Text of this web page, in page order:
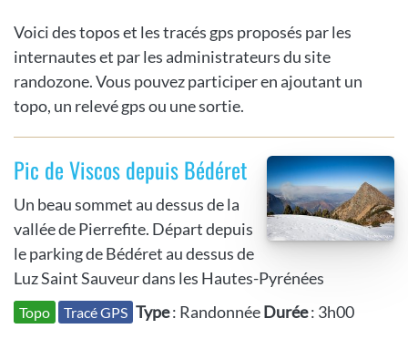
Voici des topos et les tracés gps proposés par les
internautes et par les administrateurs du site
randozone. Vous pouvez participer en ajoutant un
topo, un relevé gps ou une sortie.
Pic de Viscos depuis Bédéret
Un beau sommet au dessus de la
vallée de Pierrefite. Départ depuis
le parking de Bédéret au dessus de
Luz Saint Sauveur dans les Hautes-Pyrénées
Topo Tracé GPS Type: RandonnéeDurée: 3h00